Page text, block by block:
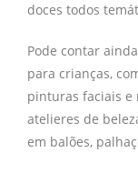
doces todos
Pode contar
para crianças,
pinturas faciais e
atelieres de
em balões,